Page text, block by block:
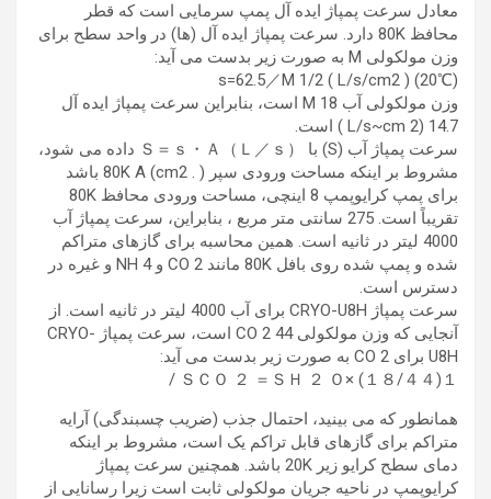
معادل سرعت پمپاژ ایده آل پمپ سرمایی است که قطر
محافظ 80K دارد. سرعت پمپاژ ایده آل (ها) در واحد سطح برای
وزن مولکولی M به صورت زیر بدست می آید:
s=62.5／M 1/2 ( L/s/cm2 ) (20℃)
وزن مولکولی آب M 18 است، بنابراین سرعت پمپاژ ایده آل
14.7 (L/s~cm 2 ) است.
سرعت پمپاژ آب (S) با Ｓ＝ｓ・Ａ（Ｌ／ｓ） داده می شود،
مشروط بر اینکه مساحت ورودی سپر 80K A (cm2 . ) باشد
برای پمپ کرایوپمپ 8 اینچی، مساحت ورودی محافظ 80K
تقریباً است. 275 سانتی متر مربع ، بنابراین، سرعت پمپاژ آب
4000 لیتر در ثانیه است. همین محاسبه برای گازهای متراکم
شده و پمپ شده روی بافل 80K مانند CO 2 و NH 4 و غیره در
دسترس است.
سرعت پمپاژ CRYO-U8H برای آب 4000 لیتر در ثانیه است. از
آنجایی که وزن مولکولی CO 2 44 است، سرعت پمپاژ CRYO-
U8H برای CO 2 به صورت زیر بدست می آید:
ＳＣＯ ２ ＝ＳＨ ２ Ｏ× (１８/４４)１ /
همانطور که می بینید، احتمال جذب (ضریب چسبندگی) آرایه
متراکم برای گازهای قابل تراکم یک است، مشروط بر اینکه
دمای سطح کرایو زیر 20K باشد. همچنین سرعت پمپاژ
کرایوپمپ در ناحیه جریان مولکولی ثابت است زیرا رسانایی از